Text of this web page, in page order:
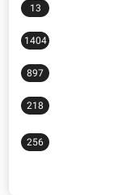
13
1404
897
218
256